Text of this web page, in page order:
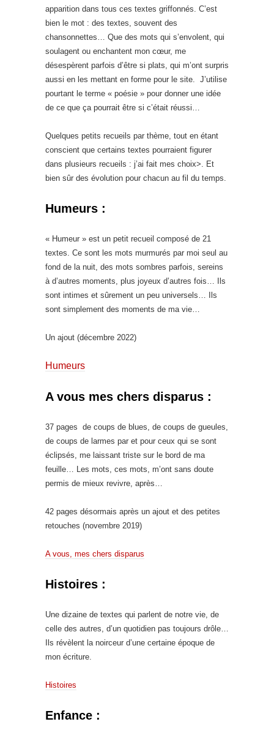
apparition dans tous ces textes griffonnés. C’est
bien le mot : des textes, souvent des
chansonnettes… Que des mots qui s’envolent, qui
soulagent ou enchantent mon cœur, me
désespèrent parfois d’être si plats, qui m’ont surpris
aussi en les mettant en forme pour le site. J’utilise
pourtant le terme « poésie » pour donner une idée
de ce que ça pourrait être si c’était réussi…
Quelques petits recueils par thème, tout en étant
conscient que certains textes pourraient figurer
dans plusieurs recueils : j’ai fait mes choix>. Et
bien sûr des évolution pour chacun au fil du temps.
Humeurs :
« Humeur » est un petit recueil composé de 21
textes. Ce sont les mots murmurés par moi seul au
fond de la nuit, des mots sombres parfois, sereins
à d’autres moments, plus joyeux d’autres fois… Ils
sont intimes et sûrement un peu universels… Ils
sont simplement des moments de ma vie…
Un ajout (décembre 2022)
Humeurs
A vous mes chers disparus :
37 pages de coups de blues, de coups de gueules,
de coups de larmes par et pour ceux qui se sont
éclipsés, me laissant triste sur le bord de ma
feuille… Les mots, ces mots, m’ont sans doute
permis de mieux revivre, après…
42 pages désormais après un ajout et des petites
retouches (novembre 2019)
A vous, mes chers disparus
Histoires :
Une dizaine de textes qui parlent de notre vie, de
celle des autres, d’un quotidien pas toujours drôle…
Ils révèlent la noirceur d’une certaine époque de
mon écriture.
Histoires
Enfance :